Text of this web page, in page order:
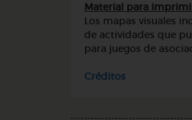
Material para
Los mapas visuales
de actividades que
para juegos de
Créditos